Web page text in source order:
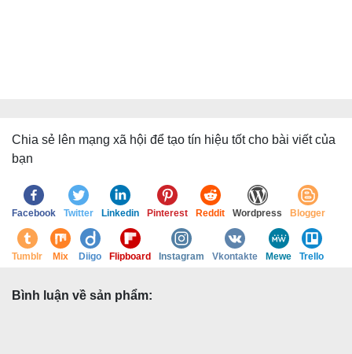
Chia sẻ lên mạng xã hội để tạo tín hiệu tốt cho bài viết của
bạn
Facebook Twitter Linkedin Pinterest Reddit Wordpress Blogger
Tumblr Mix Diigo Flipboard Instagram Vkontakte Mewe Trello
Bình luận về sản phẩm: